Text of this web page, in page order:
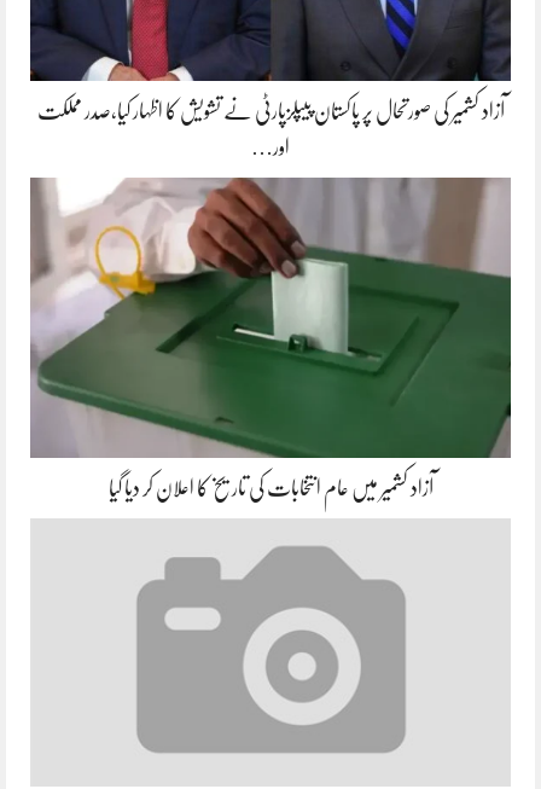
آزاد کشمیر کی صورتحال پر پاکستان پیپلزپارٹی نے تشویش کا اظہار کیا،صدر مملکت
اور…
آزاد کشمیر میں عام انتخابات کی تاریخ کا اعلان کر دیا گیا